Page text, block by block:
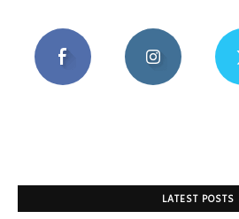
LATEST POSTS